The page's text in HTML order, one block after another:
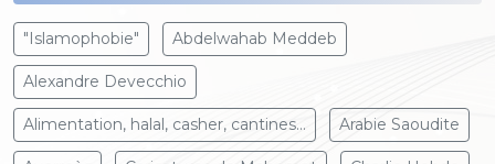
"Islamophobie" Abdelwahab Meddeb
Alexandre Devecchio
Alimentation, halal, casher, cantines... Arabie Saoudite